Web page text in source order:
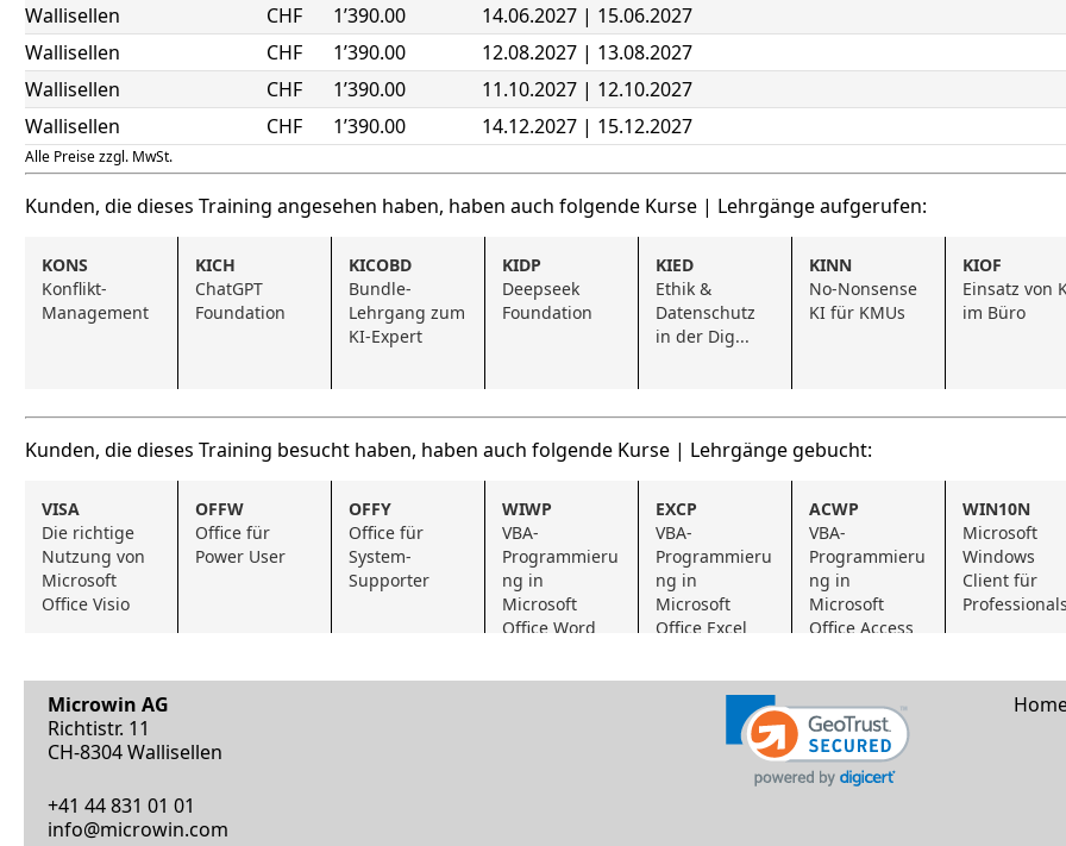
Wallisellen
CHF 1’390.00 14.06.2027 | 15.06.2027
Wallisellen
CHF 1’390.00 12.08.2027 | 13.08.2027
Wallisellen
CHF 1’390.00 11.10.2027 | 12.10.2027
Wallisellen
CHF 1’390.00 14.12.2027 | 15.12.2027
Alle Preise zzgl. MwSt.
Kunden, die dieses Training angesehen haben, haben auch folgende Kurse | Lehrgänge aufgerufen:
KONS
Konflikt-
Management
KICH
ChatGPT
Foundation
KICOBD
Bundle-
Lehrgang zum
KI-Expert
KIDP
Deepseek
Foundation
KIED
Ethik &
Datenschutz
in der Dig...
KINN
No-Nonsense
KI für KMUs
KIOF
Einsatz von
im Büro
Kunden, die dieses Training besucht haben, haben auch folgende Kurse | Lehrgänge gebucht:
VISA
Die richtige
Nutzung von
Microsoft
Office Visio
OFFW
Office für
Power User
OFFY
Office für
System-
Supporter
WIWP
VBA-
Programmieru
ng in
Microsoft
Office Word
EXCP
VBA-
Programmieru
ng in
Microsoft
Office Excel
ACWP
VBA-
Programmieru
ng in
Microsoft
Office Access
WIN10N
Microsoft
Windows
Client für
Professionals
Microwin AG
Richtistr. 11
CH-8304 Wallisellen
+41 44 831 01 01
info@microwin.com